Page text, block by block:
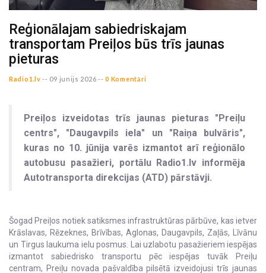
Reģionālajam sabiedriskajam
transportam Preiļos būs trīs jaunas
pieturas
Radio1.lv -- 09 junijs 2026 -- 0 Komentāri
Preiļos izveidotas trīs jaunas pieturas "Preiļu
centrs", "Daugavpils iela" un "Raiņa bulvāris",
kuras no 10. jūnija varēs izmantot arī reģionālo
autobusu pasažieri, portālu Radio1.lv informēja
Autotransporta direkcijas (ATD) pārstāvji.
Šogad Preiļos notiek satiksmes infrastruktūras pārbūve, kas ietver
Krāslavas, Rēzeknes, Brīvības, Aglonas, Daugavpils, Zaļās, Līvānu
un Tirgus laukuma ielu posmus. Lai uzlabotu pasažieriem iespējas
izmantot sabiedrisko transportu pēc iespējas tuvāk Preiļu
centram, Preiļu novada pašvaldība pilsētā izveidojusi trīs jaunas